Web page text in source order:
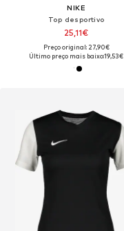
NIKE
Top desportivo
25,11€
Preço original: 27,90€
Último preço mais baixo:19,53€